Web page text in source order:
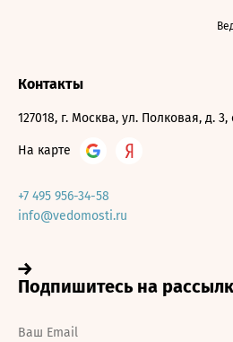
Контакты
127018, г. Москва, ул. Полковая, д. 3,
На карте
+7 495 956-34-58
info@vedomosti.ru